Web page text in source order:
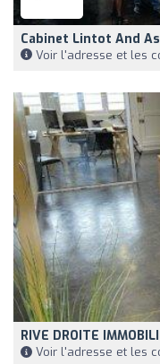
Cabinet Lintot And
Voir l'adresse et les
RIVE DROITE
Voir l'adresse et les